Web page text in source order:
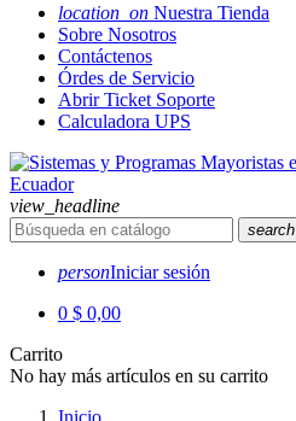
location_on Nuestra Tienda
Sobre Nosotros
Contáctenos
Órdes de Servicio
Abrir Ticket Soporte
Calculadora UPS
view_headline
search
personIniciar sesión
0 $ 0,00
Carrito
No hay más artículos en su carrito
Inicio